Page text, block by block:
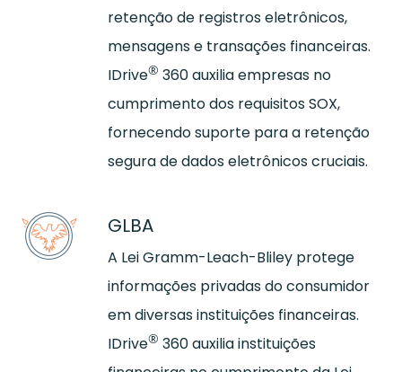
retenção de registros eletrônicos,
mensagens e transações financeiras.
IDrive® 360 auxilia empresas no
cumprimento dos requisitos SOX,
fornecendo suporte para a retenção
segura de dados eletrônicos cruciais.
GLBA
A Lei Gramm-Leach-Bliley protege
informações privadas do consumidor
em diversas instituições financeiras.
IDrive® 360 auxilia instituições